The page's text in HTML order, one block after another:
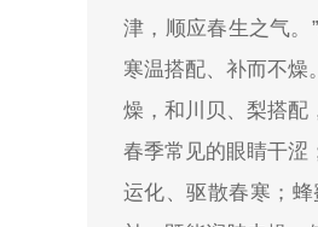
津，顺应春生之气。
寒温搭配、补而不燥
燥，和川贝、梨搭配
春季常见的眼睛干涩
运化、驱散春寒；